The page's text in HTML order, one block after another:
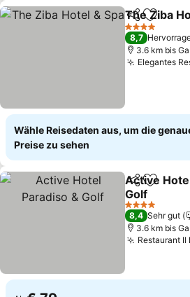
TeilenZu
The Ziba
4 Sterne
8,7
3.6 km bis
Elegantes
Wähle Reisedaten aus, um die
Preise zu sehen
TeilenZu
Active
Golf
Preise
4 Sterne
8,4 Sehr gut
3.6 km bis
Restaurant Il